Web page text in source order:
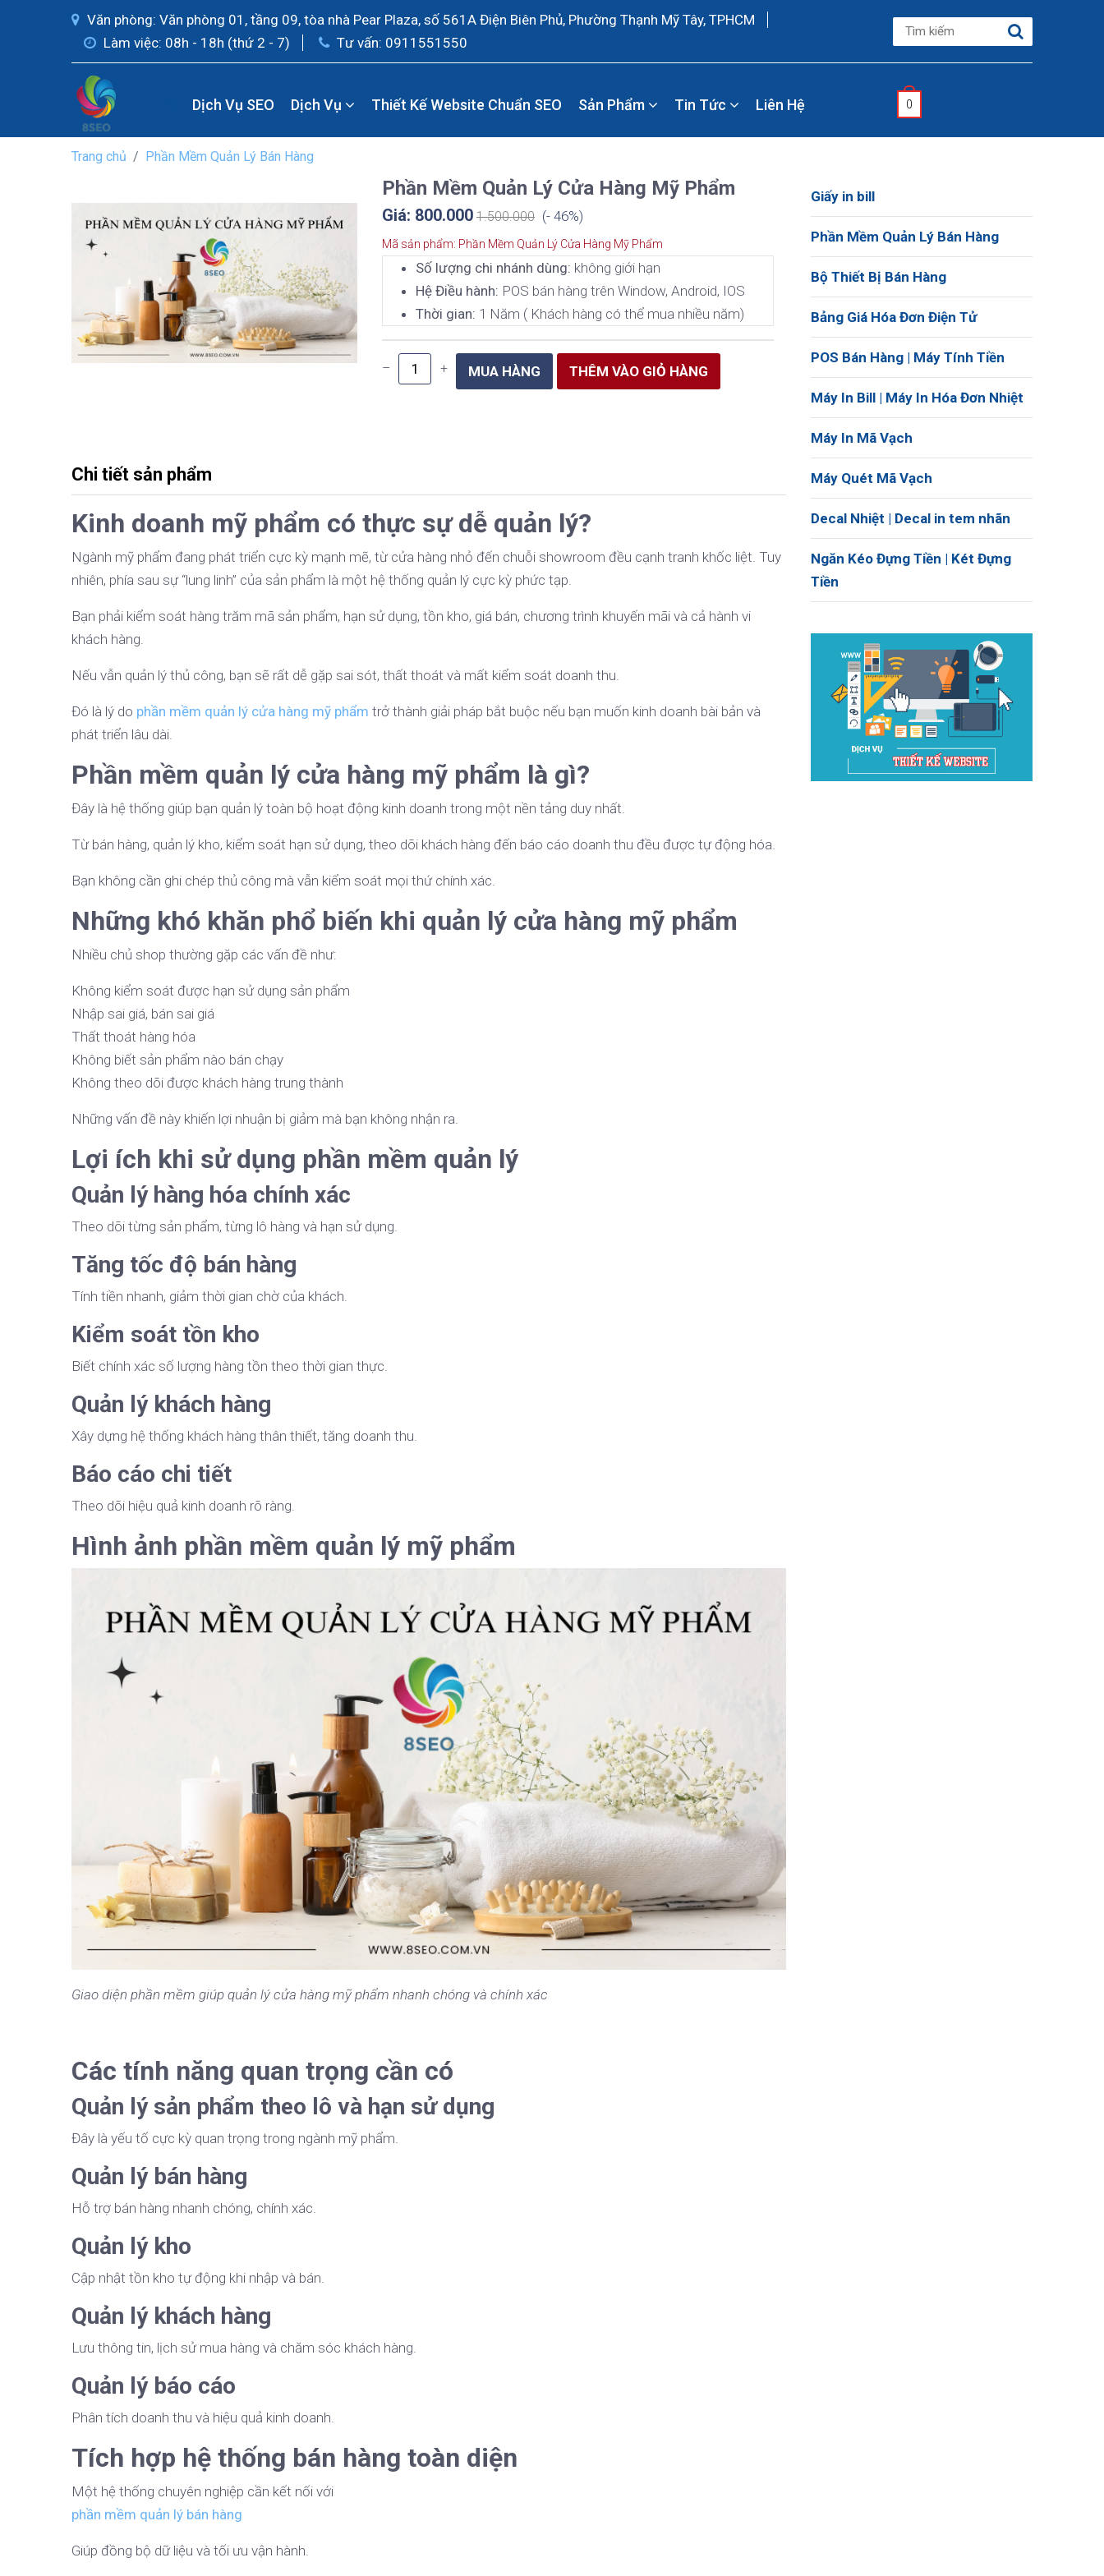
Văn phòng: Văn phòng 01, tầng 09, tòa nhà Pear Plaza, số 561A Điện Biên Phủ, Phường Thạnh Mỹ Tây, TPHCM
Làm việc: 08h - 18h (thứ 2 - 7)
Tư vấn: 0911551550
Dịch Vụ SEO Dịch Vụ Thiết Kế Website Chuẩn SEO Sản Phẩm Tin Tức Liên Hệ 0
Trang chủ Phần Mềm Quản Lý Bán Hàng
Phần Mềm Quản Lý Cửa Hàng Mỹ Phẩm
Giá: 800.000 1.500.000 (- 46%)
Mã sản phẩm: Phần Mềm Quản Lý Cửa Hàng Mỹ Phẩm
Số lượng chi nhánh dùng: không giới hạn
Hệ Điều hành: POS bán hàng trên Window, Android, IOS
Thời gian: 1 Năm ( Khách hàng có thể mua nhiều năm)
– +
Chi tiết sản phẩm
Kinh doanh mỹ phẩm có thực sự dễ quản lý?
Ngành mỹ phẩm đang phát triển cực kỳ mạnh mẽ, từ cửa hàng nhỏ đến chuỗi showroom đều cạnh tranh khốc liệt. Tuy
nhiên, phía sau sự “lung linh” của sản phẩm là một hệ thống quản lý cực kỳ phức tạp.
Bạn phải kiểm soát hàng trăm mã sản phẩm, hạn sử dụng, tồn kho, giá bán, chương trình khuyến mãi và cả hành vi
khách hàng.
Nếu vẫn quản lý thủ công, bạn sẽ rất dễ gặp sai sót, thất thoát và mất kiểm soát doanh thu.
Đó là lý do phần mềm quản lý cửa hàng mỹ phẩm trở thành giải pháp bắt buộc nếu bạn muốn kinh doanh bài bản và
phát triển lâu dài.
Phần mềm quản lý cửa hàng mỹ phẩm là gì?
Đây là hệ thống giúp bạn quản lý toàn bộ hoạt động kinh doanh trong một nền tảng duy nhất.
Từ bán hàng, quản lý kho, kiểm soát hạn sử dụng, theo dõi khách hàng đến báo cáo doanh thu đều được tự động hóa.
Bạn không cần ghi chép thủ công mà vẫn kiểm soát mọi thứ chính xác.
Những khó khăn phổ biến khi quản lý cửa hàng mỹ phẩm
Nhiều chủ shop thường gặp các vấn đề như:
Không kiểm soát được hạn sử dụng sản phẩm
Nhập sai giá, bán sai giá
Thất thoát hàng hóa
Không biết sản phẩm nào bán chạy
Không theo dõi được khách hàng trung thành
Những vấn đề này khiến lợi nhuận bị giảm mà bạn không nhận ra.
Lợi ích khi sử dụng phần mềm quản lý
Quản lý hàng hóa chính xác
Theo dõi từng sản phẩm, từng lô hàng và hạn sử dụng.
Tăng tốc độ bán hàng
Tính tiền nhanh, giảm thời gian chờ của khách.
Kiểm soát tồn kho
Biết chính xác số lượng hàng tồn theo thời gian thực.
Quản lý khách hàng
Xây dựng hệ thống khách hàng thân thiết, tăng doanh thu.
Báo cáo chi tiết
Theo dõi hiệu quả kinh doanh rõ ràng.
Hình ảnh phần mềm quản lý mỹ phẩm
Giao diện phần mềm giúp quản lý cửa hàng mỹ phẩm nhanh chóng và chính xác
Các tính năng quan trọng cần có
Quản lý sản phẩm theo lô và hạn sử dụng
Đây là yếu tố cực kỳ quan trọng trong ngành mỹ phẩm.
Quản lý bán hàng
Hỗ trợ bán hàng nhanh chóng, chính xác.
Quản lý kho
Cập nhật tồn kho tự động khi nhập và bán.
Quản lý khách hàng
Lưu thông tin, lịch sử mua hàng và chăm sóc khách hàng.
Quản lý báo cáo
Phân tích doanh thu và hiệu quả kinh doanh.
Tích hợp hệ thống bán hàng toàn diện
Một hệ thống chuyên nghiệp cần kết nối với
phần mềm quản lý bán hàng
Giúp đồng bộ dữ liệu và tối ưu vận hành.
Giấy in bill
Phần Mềm Quản Lý Bán Hàng
Bộ Thiết Bị Bán Hàng
Bảng Giá Hóa Đơn Điện Tử
POS Bán Hàng | Máy Tính Tiền
Máy In Bill | Máy In Hóa Đơn Nhiệt
Máy In Mã Vạch
Máy Quét Mã Vạch
Decal Nhiệt | Decal in tem nhãn
Ngăn Kéo Đựng Tiền | Két Đựng
Tiền